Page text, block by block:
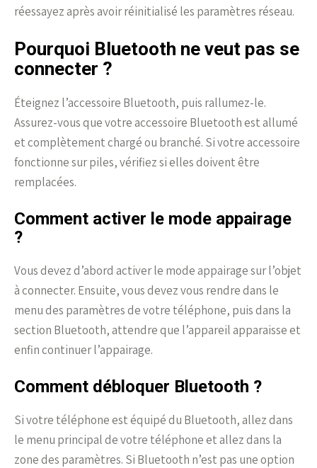
réessayez après avoir réinitialisé les paramètres réseau.
Pourquoi Bluetooth ne veut pas se
connecter ?
Éteignez l’accessoire Bluetooth, puis rallumez-le.
Assurez-vous que votre accessoire Bluetooth est allumé
et complètement chargé ou branché. Si votre accessoire
fonctionne sur piles, vérifiez si elles doivent être
remplacées.
Comment activer le mode appairage
?
Vous devez d’abord activer le mode appairage sur l’objet
à connecter. Ensuite, vous devez vous rendre dans le
menu des paramètres de votre téléphone, puis dans la
section Bluetooth, attendre que l’appareil apparaisse et
enfin continuer l’appairage.
Comment débloquer Bluetooth ?
Si votre téléphone est équipé du Bluetooth, allez dans
le menu principal de votre téléphone et allez dans la
zone des paramètres. Si Bluetooth n’est pas une option